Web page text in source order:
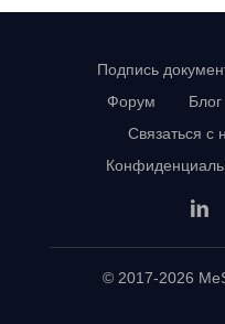
Подпись
Форум
Блог
Связаться с
© 2017-2026